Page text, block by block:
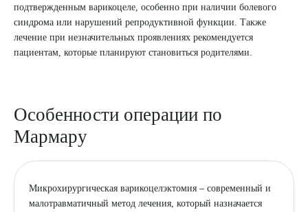
подтвержденным варикоцеле, особенно при наличии болевого
синдрома или нарушений репродуктивной функции. Также
лечение при незначительных проявлениях рекомендуется
пациентам, которые планируют становиться родителями.
Особенности операции по
Мармару
Микрохирургическая варикоцелэктомия – современный и
малотравматичный метод лечения, который назначается
ОТПРАВИТЬ
Я даю согласие на
Выберите сопутствующую услугу